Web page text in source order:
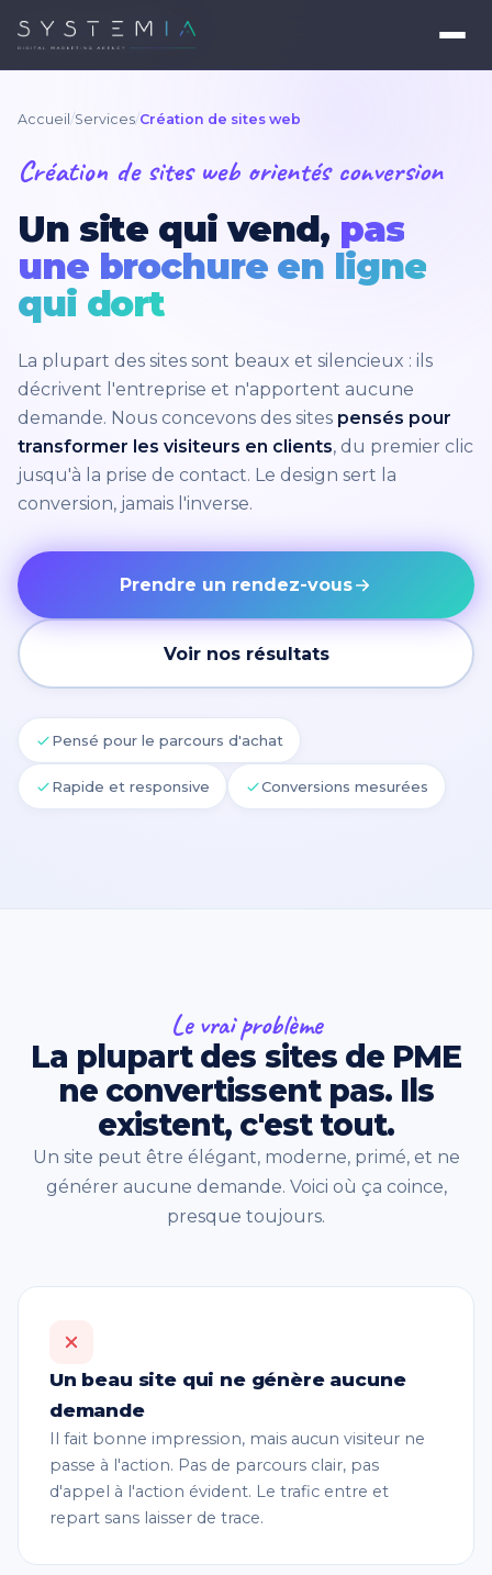
Accueil /Services/Création de sites web
Création de sites web orientés conversion
Un site qui vend, pas
une brochure en ligne
qui dort
La plupart des sites sont beaux et silencieux : ils
décrivent l'entreprise et n'apportent aucune
demande. Nous concevons des sites pensés pour
transformer les visiteurs en clients, du premier clic
jusqu'à la prise de contact. Le design sert la
conversion, jamais l'inverse.
Prendre un rendez-vous
Voir nos résultats
Pensé pour le parcours d'achat
Rapide et responsive Conversions mesurées
Le vrai problème
La plupart des sites de PME
ne convertissent pas. Ils
existent, c'est tout.
Un site peut être élégant, moderne, primé, et ne
générer aucune demande. Voici où ça coince,
presque toujours.
Un beau site qui ne génère aucune
demande
Il fait bonne impression, mais aucun visiteur ne
passe à l'action. Pas de parcours clair, pas
d'appel à l'action évident. Le trafic entre et
repart sans laisser de trace.